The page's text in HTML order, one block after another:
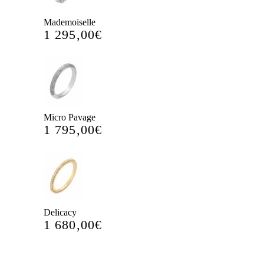
Mademoiselle
1 295,00€
Micro Pavage
1 795,00€
Delicacy
1 680,00€